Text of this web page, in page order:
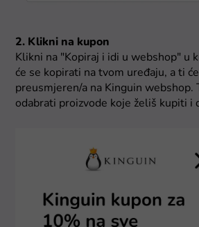
2. Klikni na kupon
Klikni na "Kopiraj i idi u webshop" u
će se kopirati na tvom uređaju, a ti
preusmjeren/a na Kinguin webshop.
odabrati proizvode koje želiš kupiti i